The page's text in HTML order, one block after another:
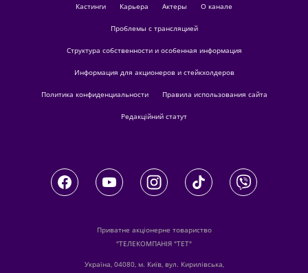
кастинги Карьера актеры О канале
Проблемы с трансляцией
Структура собственности и особенная информация
Информация для акционеров и стейкхолдеров
Политика конфиденциальности Правила использования сайта
Редакційний статут
Приватне акціонерне товариство
"ТЕЛЕКОМПАНІЯ "ТЕТ"
Україна, 04080, м. Київ, вул. Кирилівська,